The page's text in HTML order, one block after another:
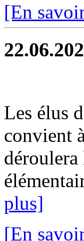
[En
Les élus
convient
plus]
[En